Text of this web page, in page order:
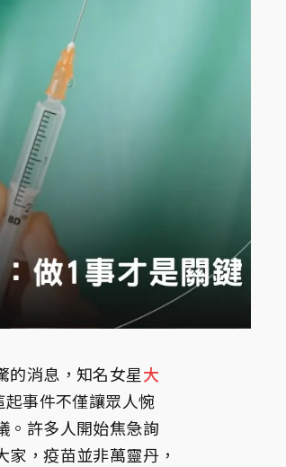
的消息，知名女星大
事件不僅讓眾人惋
。許多人開始焦急詢
，疫苗並非萬靈丹，